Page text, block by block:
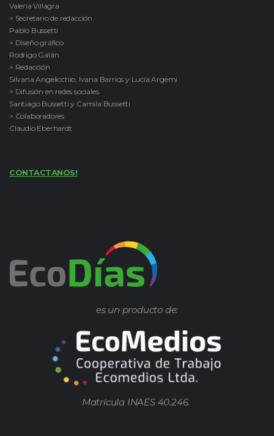
Valeria Villagra
> Secretario de redacción
Pablo Bussetti
> Diseño gráfico
Rodrigo Galán
> Redacción
Silvana Angelicchio, Ivana Barrios y Lucía Argemi
> Difusión en redes sociales
Santiago Bussetti y Camila Bussetti
> Colaboradores
Claudio Eberhardt
CONTACTANOS!
es un producto de:
Matrícula INAES 40.246.